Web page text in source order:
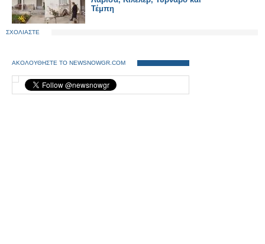
Τέμπη
ΣΧΟΛΙΑΣΤΕ
ΑΚΟΛΟΥΘΗΣΤΕ ΤΟ NEWSNOWGR.COM